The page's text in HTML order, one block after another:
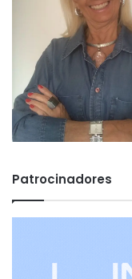
Patrocinadores